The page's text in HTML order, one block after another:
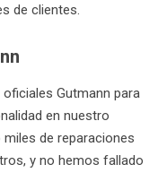
de clientes.
Gutmann para
en nuestro
de reparaciones
y no hemos fallado